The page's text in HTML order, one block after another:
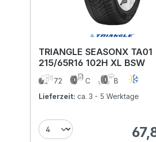
TRIANGLE SEASONX TA01
215/65R16 102H XL BSW
72 C
B
Lieferzeit: ca. 3 - 5 Werktage